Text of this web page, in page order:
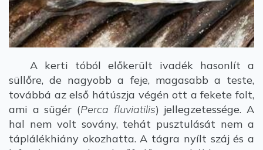
A kerti tóból előkerült ivadék hasonlít a
süllőre, de nagyobb a feje, magasabb a teste,
továbbá az első hátúszja végén ott a fekete folt,
ami a sügér (Perca fluviatilis) jellegzetessége. A
hal nem volt sovány, tehát pusztulását nem a
táplálékhiány okozhatta. A tágra nyílt száj és a